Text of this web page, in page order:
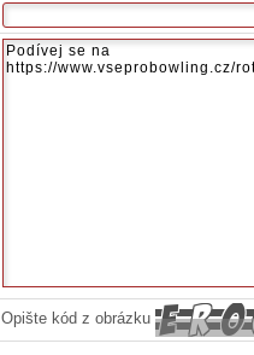
Opište kód z obrázku